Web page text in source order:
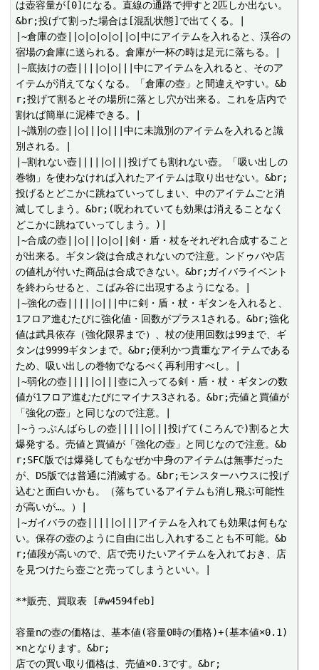
は壺容量が[0]になる。直線の通路で押すと2匹しか出ない。
&br;投げて割った場合は[混乱状態]で出てくる。|
|~倉庫の壺||○|○|○|○||○|中にアイテムを入れると、渓谷の
宿場の倉庫に送られる。倉庫が一杯の時は足元に落ちる。|
|~底抜けの壺||||○|○|||中にアイテムを入れると、そのア
イテムが消えてなくなる。「倉庫の壺」と間違えやすい。&b
r;投げて割るとその場所に落とし穴が出来る。これを店内で
割れば簡単に泥棒できる。|
|~識別の壺||○|||○|||中に未識別のアイテムを入れると識
別される。|
|~割れない壺|||||○|||投げても割れない壺。「吸い出しの
巻物」を使わなければ入れたアイテムは取り出せない。&br;
投げるとどこかに跳ねていってしまい、中のアイテムごと消
滅してしまう。&br;(呪われていても効果は消えることなく
どこかに跳ねていってしまう。)|
|~合成の壺||○|||○|○||剣・盾・杖をそれぞれ合成すること
が出来る。ギタン袋は合成されないので注意。ンドゥバや店
の値札が付いた商品は合成できない。&br;ガイバライベント
を終わらせると、こばみ谷に出現するようになる。|
|~強化の壺|||||○|||中に剣・盾・杖・ギタンを入れると、
1フロア進むたびに強化値・回数がプラス1される。&br;強化
値は武具依存（強化限界まで）、杖の使用回数は99まで、ギ
タンは9999ギタンまで。&br;便利かつ貴重なアイテムである
ため、吸い出しの巻物でなるべく再利用すべし。|
|~弱化の壺|||||○|||壺に入ってる剣・盾・杖・ギタンの数
値が1フロア進むたびにマイナス3される。&br;売値と買値が
「強化の壺」と同じなので注意。|
|~うっぷんばらしの壺|||||○|||投げて(ころんで)割ると大
爆発する。売値と買値が「強化の壺」と同じなので注意。&b
r;SFC版では爆発してもなぜか中身のアイテムは無事だった
が、DS版では普通に消滅する。&br;モンスターハウスに投げ
込むと面白いかも。（落ちているアイテムも消し飛ぶ可能性
が高いが…。）|
|~ガイバラの壺|||||○|||アイテムを入れても効果は何もな
い。保存の壺のように自由に出し入れすることも不可能。&b
r;値段が高いので、店で売りたいアイテムを入れておき、店
を見つけたら壺ごと売ってしまうといい。|
**販売、買取表 [#w4594feb]
容量nの壺の価格は、基本値(容量0時の価格)+(基本値×0.1)
×nとなります。&br;
店での買い取り価格は、売値×0.3です。&br;